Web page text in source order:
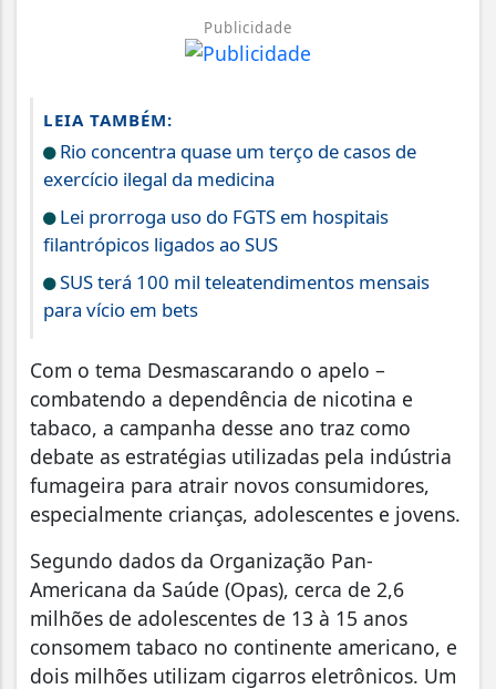
Publicidade
LEIA TAMBÉM:
Rio concentra quase um terço de casos de
exercício ilegal da medicina
Lei prorroga uso do FGTS em hospitais
filantrópicos ligados ao SUS
SUS terá 100 mil teleatendimentos mensais
para vício em bets
Com o tema Desmascarando o apelo –
combatendo a dependência de nicotina e
tabaco, a campanha desse ano traz como
debate as estratégias utilizadas pela indústria
fumageira para atrair novos consumidores,
especialmente crianças, adolescentes e jovens.
Segundo dados da Organização Pan-
Americana da Saúde (Opas), cerca de 2,6
milhões de adolescentes de 13 à 15 anos
consomem tabaco no continente americano, e
dois milhões utilizam cigarros eletrônicos. Um